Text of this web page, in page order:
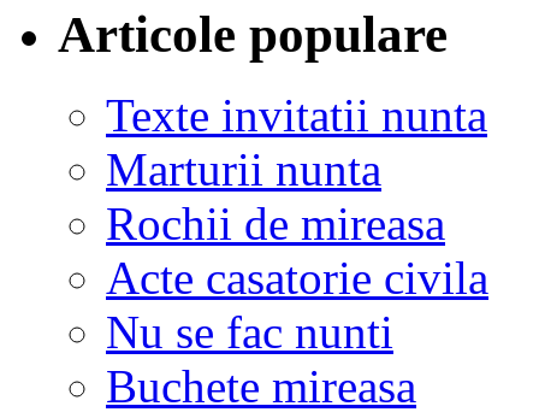
Articole populare
Texte invitatii nunta
Marturii nunta
Rochii de mireasa
Acte casatorie civila
Nu se fac nunti
Buchete mireasa